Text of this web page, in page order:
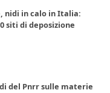
nidi in calo in Italia:
siti di deposizione
del Pnrr sulle materie